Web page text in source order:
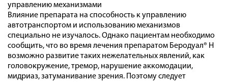
управлению механизмами
Влияние препарата на способность к управлению
автотранспортом и использованию механизмов
специально не изучалось. Однако пациентам необходимо
сообщить, что во время лечения препаратом Беродуал® Н
возможно развитие таких нежелательных явлений, как
головокружение, тремор, нарушение аккомодации,
мидриаз, затуманивание зрения. Поэтому следует